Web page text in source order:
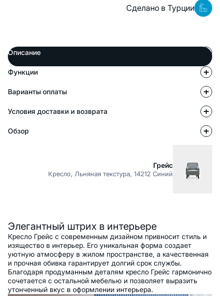
Сделано в Турции
Описание
Функции
Варианты оплаты
Условия доставки и возврата
Обзор
Грейс
Кресло, Льняная текстура, 14212 Синий
Элегантный штрих в интерьере
Кресло Грейс с современным дизайном привносит стиль и
изящество в интерьер. Его уникальная форма создает
уютную атмосферу в жилом пространстве, а качественная
и прочная обивка гарантирует долгий срок службы.
Благодаря продуманным деталям кресло Грейс гармонично
сочетается с остальной мебелью и позволяет выразить
утонченный вкус в оформлении интерьера.